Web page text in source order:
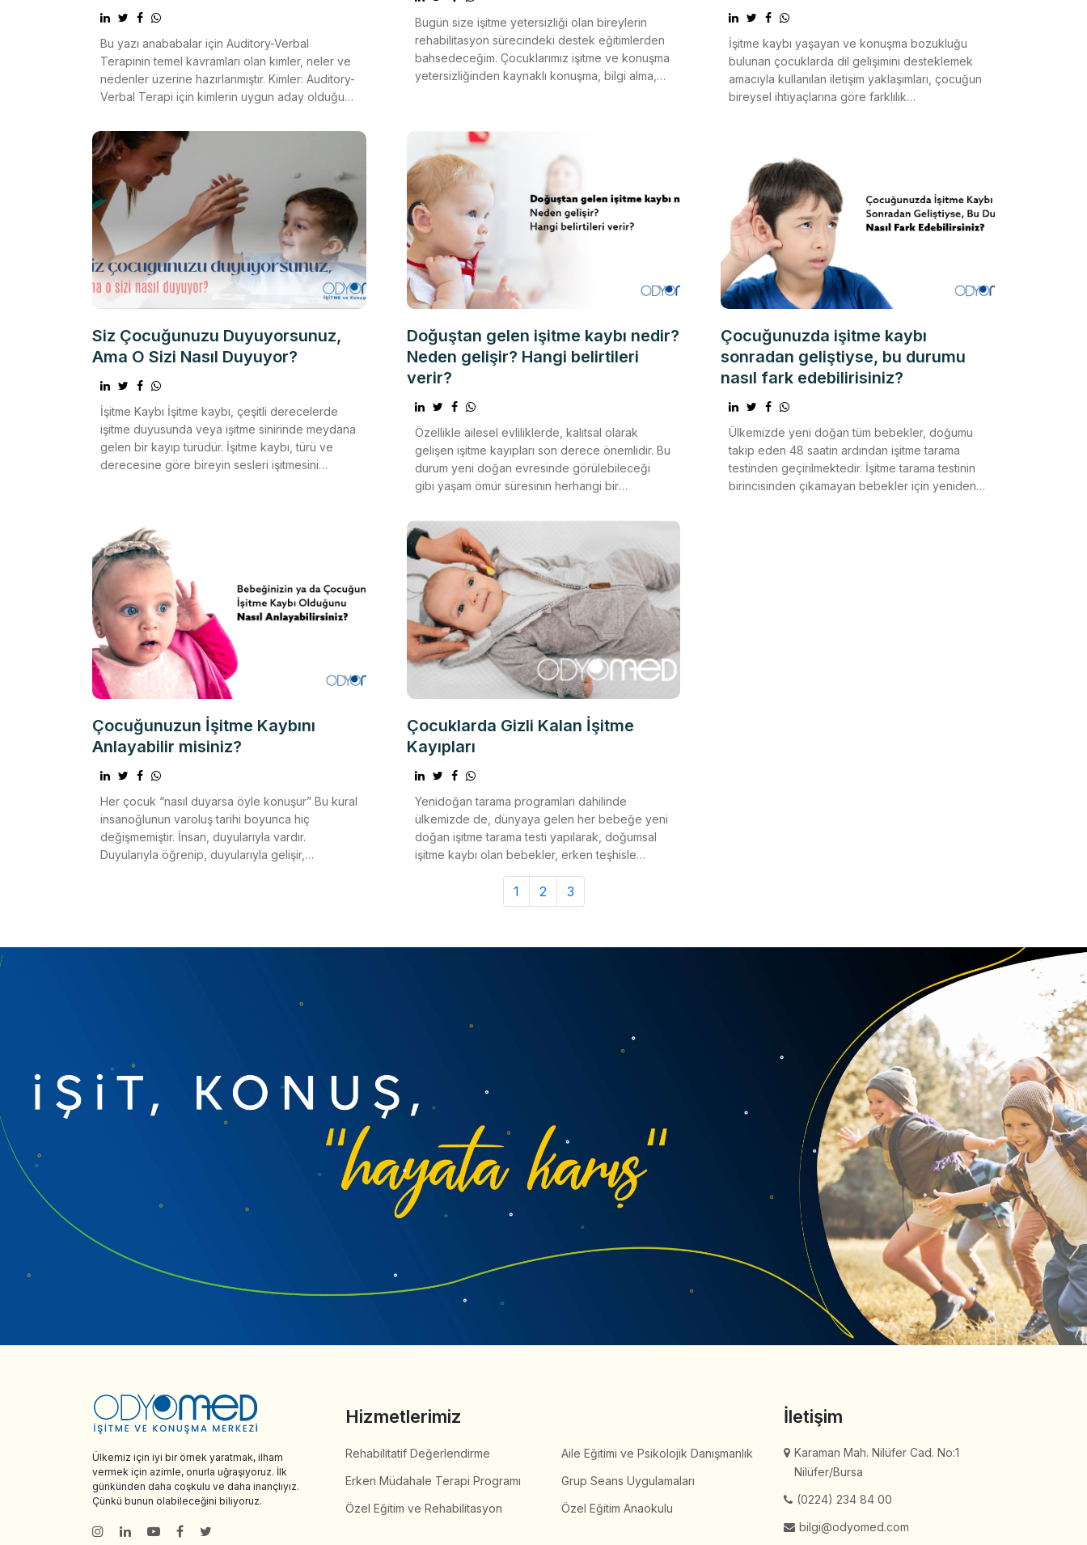
Bu yazı anababalar için Auditory-Verbal
Terapinin temel kavramları olan kimler, neler ve
nedenler üzerine hazırlanmıştır. Kimler: Auditory-
Verbal Terapi için kimlerin uygun aday olduğunu
Bugün size işitme yetersizliği olan bireylerin
rehabilitasyon sürecindeki destek eğitimlerden
bahsedeceğim. Çocuklarımız işitme ve konuşma
yetersizliğinden kaynaklı konuşma, bilgi alma,
İşitme kaybı yaşayan ve konuşma bozukluğu
bulunan çocuklarda dil gelişimini desteklemek
amacıyla kullanılan iletişim yaklaşımları, çocuğun
bireysel ihtiyaçlarına göre farklılık
Siz Çocuğunuzu Duyuyorsunuz,
Ama O Sizi Nasıl Duyuyor?
İşitme Kaybı İşitme kaybı, çeşitli derecelerde
işitme duyusunda veya işitme sinirinde meydana
gelen bir kayıp türüdür. İşitme kaybı, türü ve
derecesine göre bireyin sesleri işitmesini
Doğuştan gelen işitme kaybı nedir?
Neden gelişir? Hangi belirtileri
verir?
Özellikle ailesel evliliklerde, kalıtsal olarak
gelişen işitme kayıpları son derece önemlidir. Bu
durum yeni doğan evresinde görülebileceği
gibi yaşam ömür süresinin herhangi bir
Çocuğunuzda işitme kaybı
sonradan geliştiyse, bu durumu
nasıl fark edebilirisiniz?
Ülkemizde yeni doğan tüm bebekler, doğumu
takip eden 48 saatin ardından işitme tarama
testinden geçirilmektedir. İşitme tarama testinin
birincisinden çıkamayan bebekler için yeniden
Çocuğunuzun İşitme Kaybını
Anlayabilir misiniz?
Her çocuk “nasıl duyarsa öyle konuşur” Bu kural
insanoğlunun varoluş tarihi boyunca hiç
değişmemiştir. İnsan, duyularıyla vardır.
Duyularıyla öğrenip, duyularıyla gelişir,
Çocuklarda Gizli Kalan İşitme
Kayıpları
Yenidoğan tarama programları dahilinde
ülkemizde de, dünyaya gelen her bebeğe yeni
doğan işitme tarama testi yapılarak, doğumsal
işitme kaybı olan bebekler, erken teşhisle
1 2 3
Ülkemiz için iyi bir örnek yaratmak, ilham
vermek için azimle, onurla uğraşıyoruz. İlk
günkünden daha coşkulu ve daha inançlıyız.
Çünkü bunun olabileceğini biliyoruz.
Hizmetlerimiz
Rehabilitatif Değerlendirme
Erken Müdahale Terapi Programı
Özel Eğitim ve Rehabilitasyon
Aile Eğitimi ve Psikolojik Danışmanlık
Grup Seans Uygulamaları
Özel Eğitim Anaokulu
İletişim
Karaman Mah. Nilüfer Cad. No:1
Nilüfer/Bursa
(0224) 234 84 00
bilgi@odyomed.com